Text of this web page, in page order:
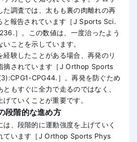
た調査では、太もも裏の肉離れの再
と報告されています［J Sports Sci.
］。この数値は、一度治ったよう
ことを示しています。
経験したことがある場合、再発のリ
摘されています［J Orthop Sports
CPG44.］。再発を防ぐため
もすぐに全力で走るのではなく、
ていくことが重要です。
段階的な進め方
、段階的に運動強度を上げていく
ています［J Orthop Sports Phys